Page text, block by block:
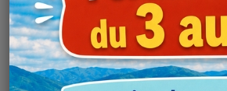
Cuillère entremet bois
16.5 cm